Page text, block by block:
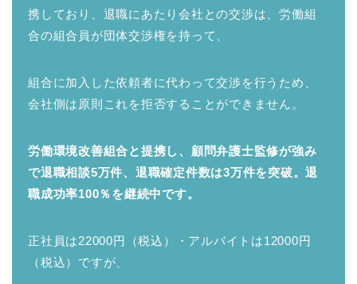
携しており、退職にあたり会社との交渉は、労働組
合の組合員が団体交渉権を持って、
組合に加入した依頼者に代わって交渉を行うため、
会社側は原則これを拒否することができません。
労働環境改善組合と提携し、顧問弁護士監修が強み
で退職相談5万件、退職確定件数は3万件を突破。退
職成功率100％を継続中です。
正社員は22000円（税込）・アルバイトは12000円
（税込）ですが、